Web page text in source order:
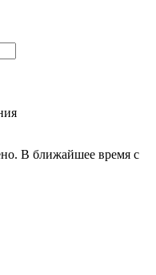
В ближайшее время с